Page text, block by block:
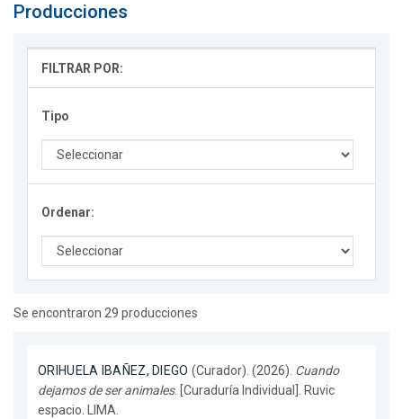
Producciones
FILTRAR POR:
Tipo
Ordenar:
Se encontraron 29 producciones
ORIHUELA IBAÑEZ, DIEGO (Curador). (2026). Cuando
dejamos de ser animales. [Curaduría Individual]. Ruvic
espacio. LIMA.